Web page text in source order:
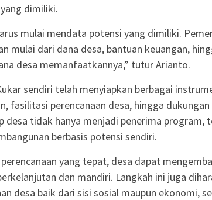
dimiliki.
mulai mendata potensi yang dimiliki.
mulai dari dana desa, bantuan keuangan,
desa memanfaatkannya,” tutur Arianto.
sendiri telah menyiapkan berbagai
fasilitasi perencanaan desa, hingga
desa tidak hanya menjadi penerima
berbasis potensi sendiri.
perencanaan yang tepat, desa dapat
dan mandiri. Langkah ini juga
desa baik dari sisi sosial maupun ekonomi,